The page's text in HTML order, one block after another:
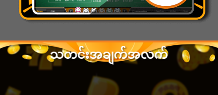
သတင်းအချက်အလက်